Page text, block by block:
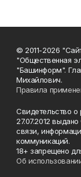
© 2011-2026
"Общественная
"Башинформ".
Михайлович.
Правила
Свидетельство
27.07.2012
связи,
коммуникаций.
18+ запрещено
Об